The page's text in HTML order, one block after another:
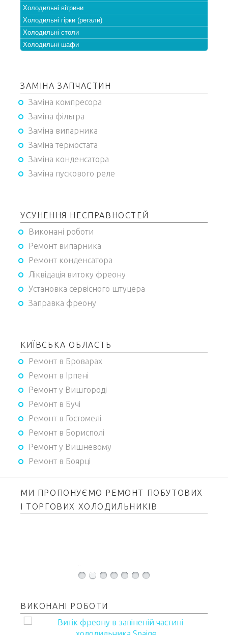
Холодильні вітрини
Холодильні гірки (регали)
Холодильні столи
Холодильні шафи
ЗАМІНА ЗАПЧАСТИН
Заміна компресора
Заміна фільтра
Заміна випарника
Заміна термостата
Заміна конденсатора
Заміна пускового реле
УСУНЕННЯ НЕСПРАВНОСТЕЙ
Виконані роботи
Ремонт випарника
Ремонт конденсатора
Ліквідація витоку фреону
Установка сервісного штуцера
Заправка фреону
КИЇВСЬКА ОБЛАСТЬ
Ремонт в Броварах
Ремонт в Ірпені
Ремонт у Вишгороді
Ремонт в Бучі
Ремонт в Гостомелі
Ремонт в Борисполі
Ремонт у Вишневому
Ремонт в Боярці
МИ ПРОПОНУЄМО РЕМОНТ ПОБУТОВИХ
І ТОРГОВИХ ХОЛОДИЛЬНИКІВ
ВИКОНАНІ РОБОТИ